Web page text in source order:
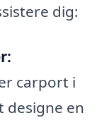
dig:
carport i
designe en